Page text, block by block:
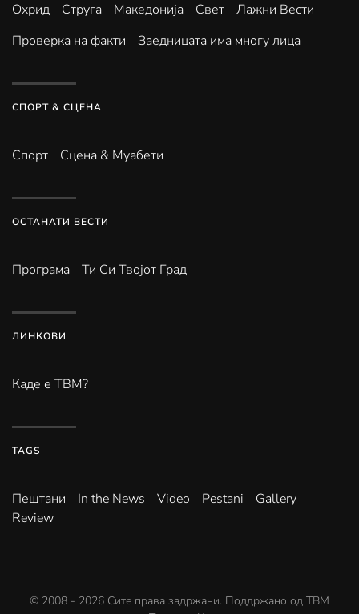
Охрид Струга Македонија Свет
Лажни Вести
Проверка на факти
Заедницата има многу лица
СПОРТ & СЦЕНА
Спорт Сцена & Муабети
ОСТАНАТИ ВЕСТИ
Програма Ти Си Твојот Град
ЛИНКОВИ
Каде е ТВМ?
TAGS
Пештани In the News Video Pestani
Gallery
Review
© 2008 - 2026 Сите права задржани. Поддржано од ТВМ